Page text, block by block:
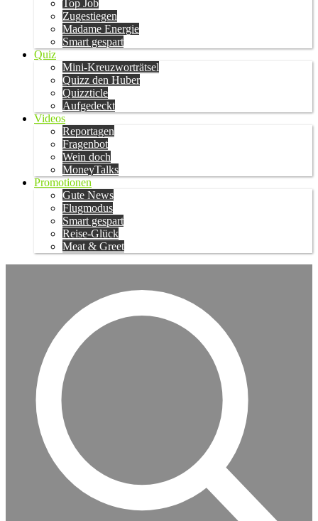
Top Job
Zugestiegen
Madame Energie
Smart gespart
Quiz
Mini-Kreuzworträtsel
Quizz den Huber
Quizzticle
Aufgedeckt
Videos
Reportagen
Fragenbot
Wein doch
MoneyTalks
Promotionen
Gute News
Flugmodus
Smart gespart
Reise-Glück
Meat & Greet